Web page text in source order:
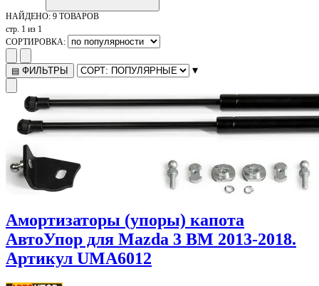
НАЙДЕНО: 9 ТОВАРОВ
стр. 1 из 1
СОРТИРОВКА:
▤ ФИЛЬТРЫ ▾
Амортизаторы (упоры) капота
АвтоУпор для Mazda 3 BM 2013-2018.
Артикул UMA6012